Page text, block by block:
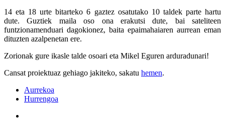
14 eta 18 urte bitarteko 6 gaztez osatutako 10 taldek parte hartu
dute. Guztiek maila oso ona erakutsi dute, bai sateliteen
funtzionamenduari dagokionez, baita epaimahaiaren aurrean eman
dituzten azalpenetan ere.
Zorionak gure ikasle talde osoari eta Mikel Eguren arduradunari!
Cansat proiektuaz gehiago jakiteko, sakatu hemen.
Aurrekoa
Hurrengoa